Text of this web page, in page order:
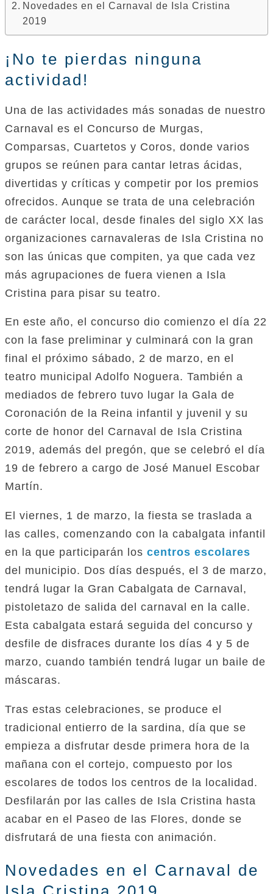
Novedades en el Carnaval de Isla Cristina
2019
¡No te pierdas ninguna
actividad!
Una de las actividades más sonadas de nuestro
Carnaval es el Concurso de Murgas,
Comparsas, Cuartetos y Coros, donde varios
grupos se reúnen para cantar letras ácidas,
divertidas y críticas y competir por los premios
ofrecidos. Aunque se trata de una celebración
de carácter local, desde finales del siglo XX las
organizaciones carnavaleras de Isla Cristina no
son las únicas que compiten, ya que cada vez
más agrupaciones de fuera vienen a Isla
Cristina para pisar su teatro.
En este año, el concurso dio comienzo el día 22
con la fase preliminar y culminará con la gran
final el próximo sábado, 2 de marzo, en el
teatro municipal Adolfo Noguera. También a
mediados de febrero tuvo lugar la Gala de
Coronación de la Reina infantil y juvenil y su
corte de honor del Carnaval de Isla Cristina
2019, además del pregón, que se celebró el día
19 de febrero a cargo de José Manuel Escobar
Martín.
El viernes, 1 de marzo, la fiesta se traslada a
las calles, comenzando con la cabalgata infantil
en la que participarán los centros escolares
del municipio. Dos días después, el 3 de marzo,
tendrá lugar la Gran Cabalgata de Carnaval,
pistoletazo de salida del carnaval en la calle.
Esta cabalgata estará seguida del concurso y
desfile de disfraces durante los días 4 y 5 de
marzo, cuando también tendrá lugar un baile de
máscaras.
Tras estas celebraciones, se produce el
tradicional entierro de la sardina, día que se
empieza a disfrutar desde primera hora de la
mañana con el cortejo, compuesto por los
escolares de todos los centros de la localidad.
Desfilarán por las calles de Isla Cristina hasta
acabar en el Paseo de las Flores, donde se
disfrutará de una fiesta con animación.
Novedades en el Carnaval de